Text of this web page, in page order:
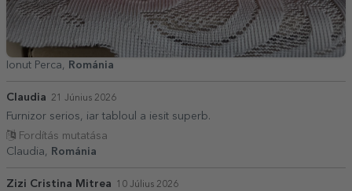
Ionut Perca, Románia
Claudia 21 Június 2026
Furnizor serios, iar tabloul a iesit superb.
Fordítás mutatása
Claudia,
Románia
Zizi Cristina Mitrea 10 Július 2026